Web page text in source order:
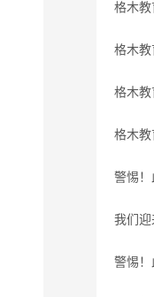
格木教
格木教
格木教
格木
警惕！
我们迎
警惕！